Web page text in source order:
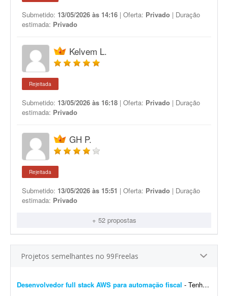
Submetido: 13/05/2026 às 14:16 | Oferta: Privado | Duração
estimada: Privado
Kelvem L.
Rejeitada
Submetido: 13/05/2026 às 16:18 | Oferta: Privado | Duração
estimada: Privado
GH P.
Rejeitada
Submetido: 13/05/2026 às 15:51 | Oferta: Privado | Duração
estimada: Privado
+ 52 propostas
Projetos semelhantes no 99Freelas
Desenvolvedor full stack AWS para automação fiscal - Tenho uma plataforma de automação fiscal rodando em AWS - ela pega os dados do sistema do cliente, calcula os impostos e emite a nota fiscal automaticamente. Preciso de alguém...